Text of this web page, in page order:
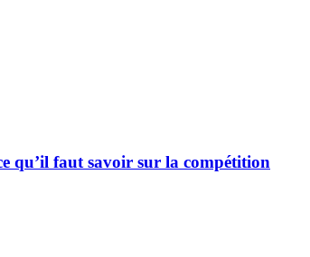
qu’il faut savoir sur la compétition